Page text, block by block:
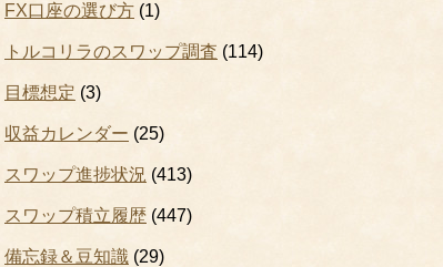
FX口座の選び方 (1)
トルコリラのスワップ調査 (114)
目標想定 (3)
収益カレンダー (25)
スワップ進捗状況 (413)
スワップ積立履歴 (447)
備忘録＆豆知識 (29)